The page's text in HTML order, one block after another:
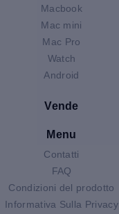
Macbook
Mac mini
Mac Pro
Watch
Android
Vende
Menu
Contatti
FAQ
Condizioni del prodotto
Informativa Sulla Privacy